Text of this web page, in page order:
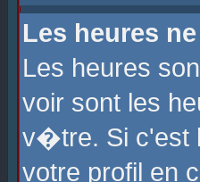
Les heures
Les heures
voir sont les
v�tre. Si c'est
votre profil en